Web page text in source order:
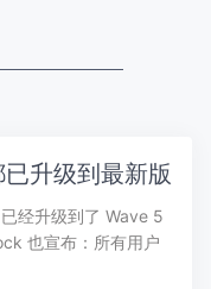
升级到最新版
经升级到了 Wave 5
也宣布：所有用户